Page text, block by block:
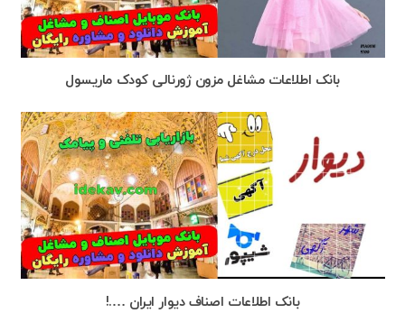
بانک اطلاعات مشاغل مزون ژورنالی کودک ماریسول
بانک اطلاعات اصناف دیوار ایران ….!